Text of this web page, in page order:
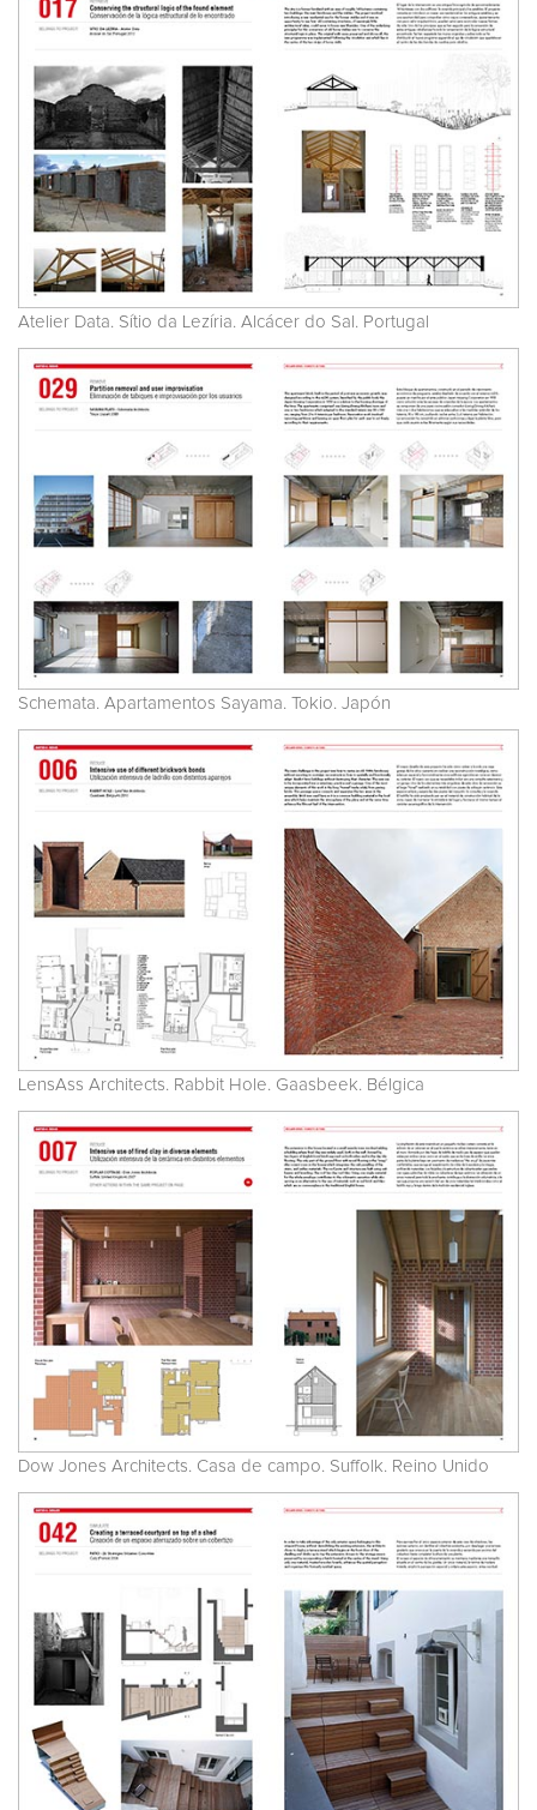
Atelier Data. Sítio da Lezíria. Alcácer do Sal. Portugal
Schemata. Apartamentos Sayama. Tokio. Japón
LensAss Architects. Rabbit Hole. Gaasbeek. Bélgica
Dow Jones Architects. Casa de campo. Suffolk. Reino Unido